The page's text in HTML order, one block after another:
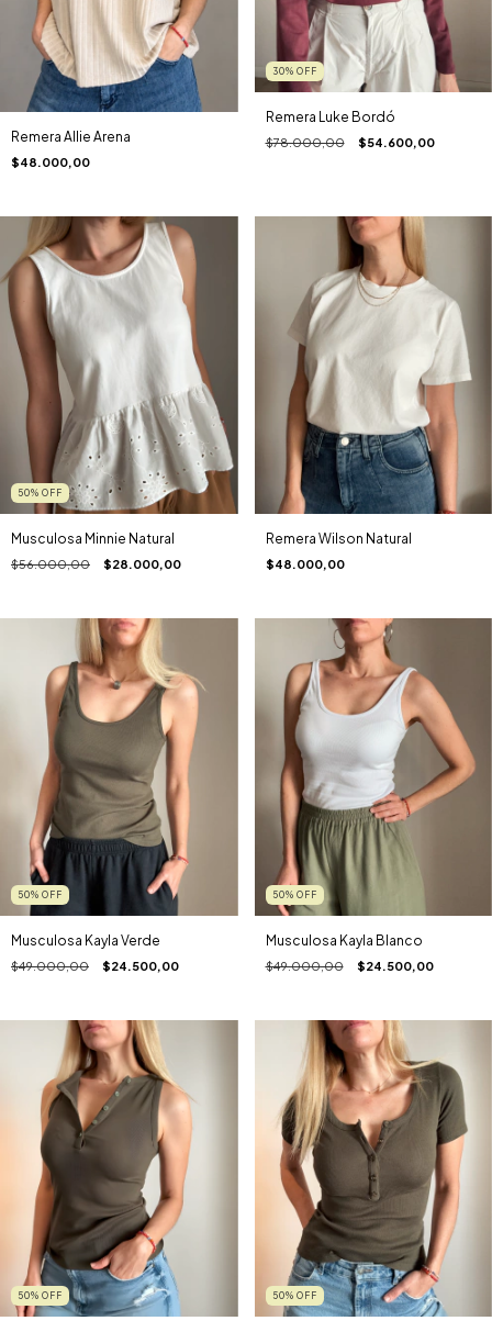
Remera Allie Arena
$48.000,00
30% OFF
Remera Luke Bordó
$78.000,00 $54.600,00
50% OFF
Musculosa Minnie Natural
$56.000,00 $28.000,00
Remera Wilson Natural
$48.000,00
50% OFF
Musculosa Kayla Verde
$49.000,00 $24.500,00
50% OFF
Musculosa Kayla Blanco
$49.000,00 $24.500,00
50% OFF 50% OFF